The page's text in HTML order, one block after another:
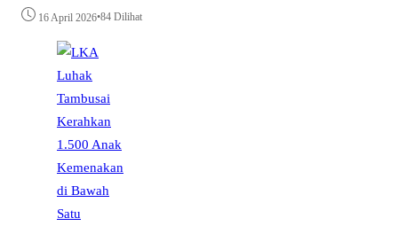
16 April 2026•84 Dilihat